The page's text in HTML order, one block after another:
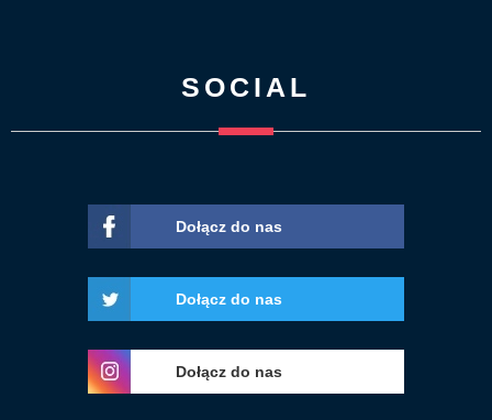
SOCIAL
Dołącz do nas
Dołącz do nas
Dołącz do nas